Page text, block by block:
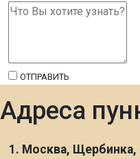
ОТПРАВИТЬ
Адреса
Москва,